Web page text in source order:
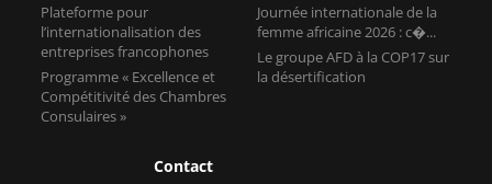
Plateforme pour
l’internationalisation des
entreprises francophones
Programme « Excellence et
Compétitivité des Chambres
Consulaires »
Journée internationale de la
femme africaine 2026 : c�...
Le groupe AFD à la COP17 sur
la désertification
Contact